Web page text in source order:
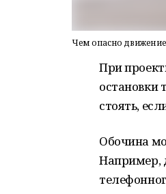
Чем опасно движение
При
остановки
стоять,
Обочина
Например,